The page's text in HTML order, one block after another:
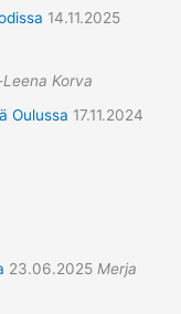
14.11.2025
Korva
Oulussa 17.11.2024
23.06.2025 Merja